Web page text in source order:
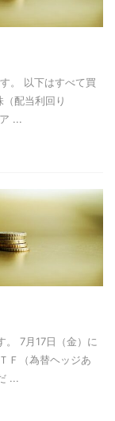
。 以下はすべて買
（配当利回り
...
。 7月17日（金）に
Ｆ（為替ヘッジあ
...